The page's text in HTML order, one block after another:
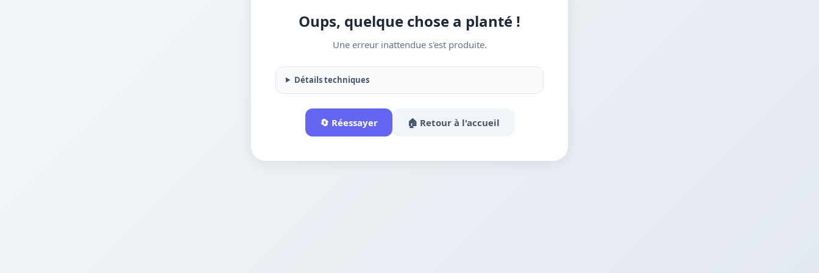
Oups, quelque chose a planté !
Une erreur inattendue s'est produite.
Détails techniques
🔄 Réessayer 🏠 Retour à l'accueil